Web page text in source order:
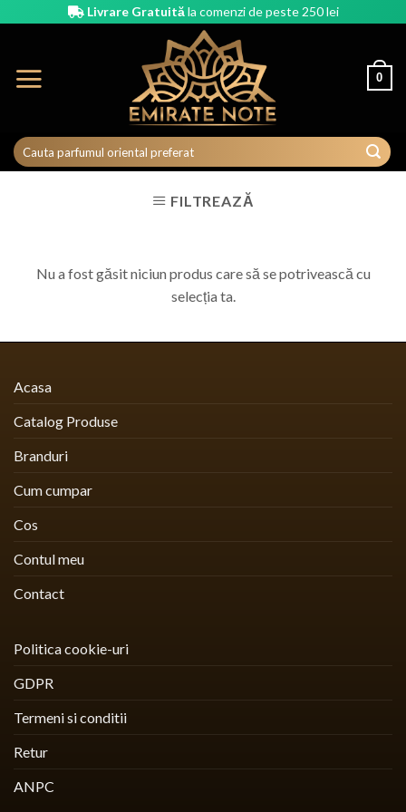
Livrare Gratuităla comenzi de peste 250 lei
0
FILTREAZĂ
Nu a fost găsit niciun produs care să se potrivească cu
selecția ta.
Acasa
Catalog Produse
Branduri
Cum cumpar
Cos
Contul meu
Contact
Politica cookie-uri
GDPR
Termeni si conditii
Retur
ANPC